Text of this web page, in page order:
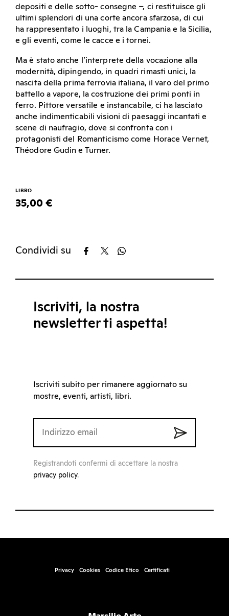
depositi e delle sotto- consegne –, ci restituisce gli
ultimi splendori di una corte ancora sfarzosa, di cui
ha rappresentato i luoghi, tra la Campania e la Sicilia,
e gli eventi, come le cacce e i tornei.
Ma è stato anche l’interprete della vocazione alla
modernità, dipingendo, in quadri rimasti unici, la
nascita della prima ferrovia italiana, il varo del primo
battello a vapore, la costruzione dei primi ponti in
ferro. Pittore versatile e instancabile, ci ha lasciato
anche indimenticabili visioni di paesaggi incantati e
scene di naufragio, dove si confronta con i
protagonisti del Romanticismo come Horace Vernet,
Théodore Gudin e Turner.
LIBRO
35,00 €
Condividi su
Iscriviti, la nostra
newsletter ti aspetta!
Iscriviti subito per rimanere aggiornato su
mostre, eventi, artisti, libri.
Registrandoti confermi di accettare la nostra
privacy policy.
Privacy Cookies Codice Etico Certificati